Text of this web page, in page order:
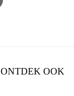
ONTDEK OOK